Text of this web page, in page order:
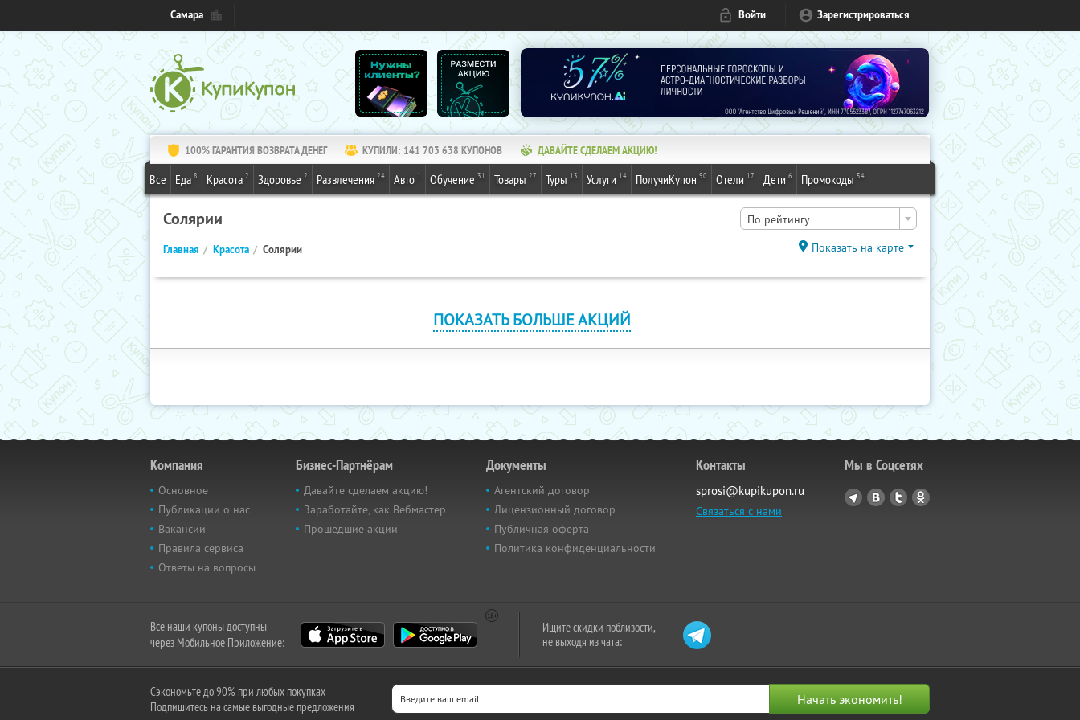
Самара Войти Зарегистрироваться
100% ГАРАНТИЯ ВОЗВРАТА ДЕНЕГ КУПИЛИ: 141 703 640 КУПОНОВ ДАВАЙТЕ СДЕЛАЕМ АКЦИЮ!
Все Еда 8 Красота 2 Здоровье 2 Развлечения 24 Авто 1 Обучение 31 Товары 27 Туры 13 Услуги 14 ПолучиКупон 90 Отели 17 Дети 6 Промокоды 54
Солярии По рейтингу
Главная Красота Солярии Показать на карте
ПОКАЗАТЬ БОЛЬШЕ АКЦИЙ
Компания
Основное
Публикации о нас
Вакансии
Правила сервиса
Ответы на вопросы
Бизнес-Партнёрам
Давайте сделаем акцию!
Заработайте, как Вебмастер
Прошедшие акции
Документы
Агентский договор
Лицензионный договор
Публичная оферта
Политика конфиденциальности
Контакты
sprosi@kupikupon.ru
Связаться с нами
Мы в Соцсетях
Все наши купоны доступны
через Мобильное Приложение:
Ищите скидки поблизости,
не выходя из чата:
Сэкономьте до 90% при любых покупках
Подпишитесь на самые выгодные предложения